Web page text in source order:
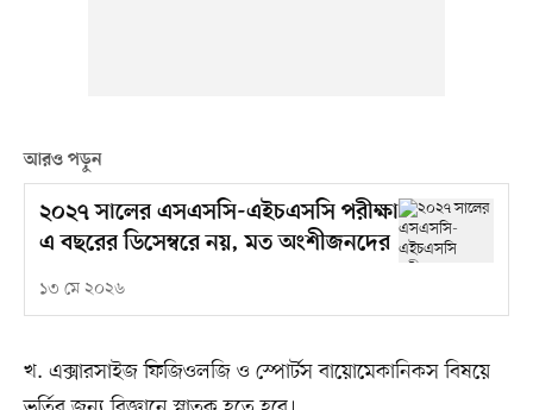
আরও পড়ুন
২০২৭ সালের এসএসসি-এইচএসসি পরীক্ষা
এ বছরের ডিসেম্বরে নয়, মত অংশীজনদের
১৩ মে ২০২৬
খ. এক্সারসাইজ ফিজিওলজি ও স্পোর্টস বায়োমেকানিকস বিষয়ে